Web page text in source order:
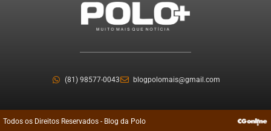
(81) 98577-0043 blogpolomais@gmail.com
Todos os Direitos Reservados - Blog da Polo